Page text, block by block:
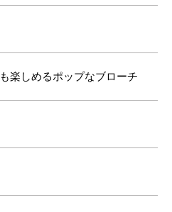
楽しめるポップなブローチ